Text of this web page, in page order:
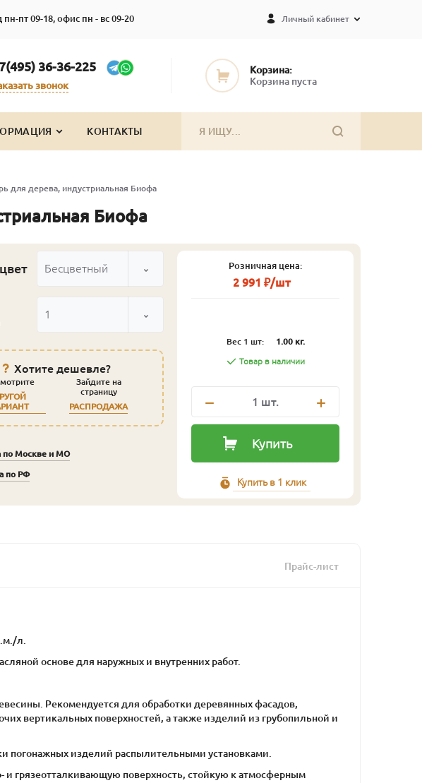
пт 09-18, офис пн - вс 09-20 Личный кабинет
36-36-225
звонок
Корзина:
Корзина пуста
КОНТАКТЫ
для дерева, индустриальная Биофа
Биофа
Бесцветный
1
Хотите дешевле?
Зайдите на
страницу
РАСПРОДАЖА
по Москве и МО
по РФ
Розничная цена:
2 991 ₽/шт
Вес 1 шт: 1.00 кг.
Товар в наличии
1 шт.
Купить
Купить в 1 клик
Прайс-лист
л.
основе для наружных и внутренних работ.
Рекомендуется для обработки деревянных фасадов,
вертикальных поверхностей, а также изделий из грубопильной и
погонажных изделий распылительными установками.
грязеотталкивающую поверхность, стойкую к атмосферным